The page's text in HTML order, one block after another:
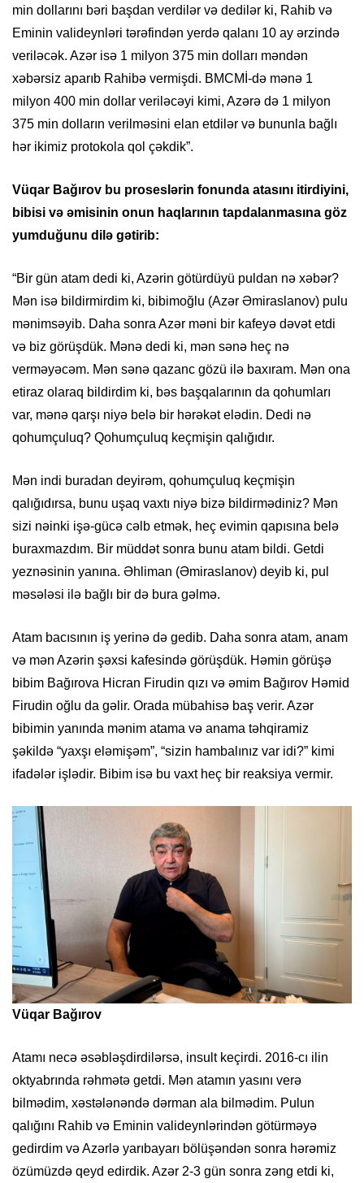
min dollarını bəri başdan verdilər və dedilər ki, Rahib və
Eminin valideynləri tərəfindən yerdə qalanı 10 ay ərzində
veriləcək. Azər isə 1 milyon 375 min dolları məndən
xəbərsiz aparıb Rahibə vermişdi. BMCMİ-də mənə 1
milyon 400 min dollar veriləcəyi kimi, Azərə də 1 milyon
375 min dolların verilməsini elan etdilər və bununla bağlı
hər ikimiz protokola qol çəkdik”.
Vüqar Bağırov bu proseslərin fonunda atasını itirdiyini,
bibisi və əmisinin onun haqlarının tapdalanmasına göz
yumduğunu dilə gətirib:
“Bir gün atam dedi ki, Azərin götürdüyü puldan nə xəbər?
Mən isə bildirmirdim ki, bibimoğlu (Azər Əmiraslanov) pulu
mənimsəyib. Daha sonra Azər məni bir kafeyə dəvət etdi
və biz görüşdük. Mənə dedi ki, mən sənə heç nə
verməyəcəm. Mən sənə qazanc gözü ilə baxıram. Mən ona
etiraz olaraq bildirdim ki, bəs başqalarının da qohumları
var, mənə qarşı niyə belə bir hərəkət elədin. Dedi nə
qohumçuluq? Qohumçuluq keçmişin qalığıdır.
Mən indi buradan deyirəm, qohumçuluq keçmişin
qalığıdırsa, bunu uşaq vaxtı niyə bizə bildirmədiniz? Mən
sizi nəinki işə-gücə cəlb etmək, heç evimin qapısına belə
buraxmazdım. Bir müddət sonra bunu atam bildi. Getdi
yeznəsinin yanına. Əhliman (Əmiraslanov) deyib ki, pul
məsələsi ilə bağlı bir də bura gəlmə.
Atam bacısının iş yerinə də gedib. Daha sonra atam, anam
və mən Azərin şəxsi kafesində görüşdük. Həmin görüşə
bibim Bağırova Hicran Firudin qızı və əmim Bağırov Həmid
Firudin oğlu da gəlir. Orada mübahisə baş verir. Azər
bibimin yanında mənim atama və anama təhqiramiz
şəkildə “yaxşı eləmişəm”, “sizin hambalınız var idi?” kimi
ifadələr işlədir. Bibim isə bu vaxt heç bir reaksiya vermir.
Vüqar Bağırov
Atamı necə əsəbləşdirdilərsə, insult keçirdi. 2016-cı ilin
oktyabrında rəhmətə getdi. Mən atamın yasını verə
bilmədim, xəstələnəndə dərman ala bilmədim. Pulun
qalığını Rahib və Eminin valideynlərindən götürməyə
gedirdim və Azərlə yarıbayarı bölüşəndən sonra hərəmiz
özümüzdə qeyd edirdik. Azər 2-3 gün sonra zəng etdi ki,